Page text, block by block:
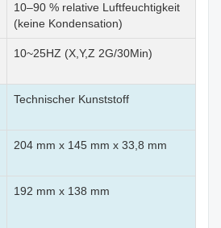
10–90 % relative Luftfeuchtigkeit
(keine Kondensation)
10~25HZ (X,Y,Z 2G/30Min)
Technischer Kunststoff
204 mm x 145 mm x 33,8 mm
192 mm x 138 mm